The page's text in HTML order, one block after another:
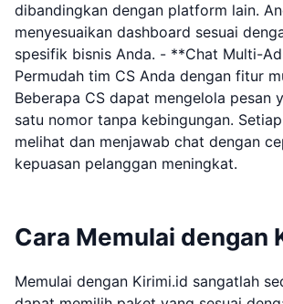
dibandingkan dengan platform lain.
menyesuaikan dashboard sesuai
spesifik bisnis Anda. - **Chat Multi-
Permudah tim CS Anda dengan fitur
Beberapa CS dapat mengelola pesan
satu nomor tanpa kebingungan.
melihat dan menjawab chat dengan
kepuasan pelanggan meningkat.
Cara Memulai dengan
Memulai dengan Kirimi.id sangatlah